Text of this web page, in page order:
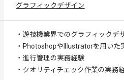
グラフィックデザイン
・遊技機業界でのグラフィックデ
・PhotoshopやIllustratorを用いた
・進行管理の実務経験
・クオリティチェック作業の実務